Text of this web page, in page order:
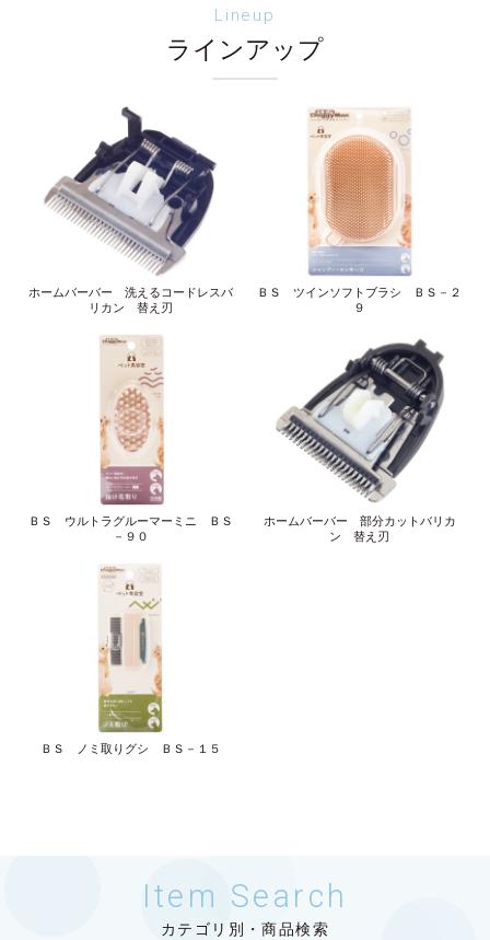
Lineup
ラインアップ
ホームバーバー 洗えるコードレスバ
リカン 替え刃
ＢＳ ツインソフトブラシ ＢＳ－２
９
ＢＳ ウルトラグルーマーミニ ＢＳ
－９０
ホームバーバー 部分カットバリカ
ン 替え刃
ＢＳ ノミ取りグシ ＢＳ－１５
Item Search
カテゴリ別・商品検索